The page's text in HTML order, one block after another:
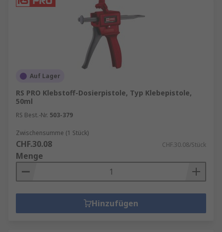
Auf Lager
RS PRO Klebstoff-Dosierpistole, Typ Klebepistole,
50ml
RS Best.-Nr. 503-379
Zwischensumme (1 Stück)
CHF.30.08 CHF.30.08/Stück
Menge
Hinzufügen